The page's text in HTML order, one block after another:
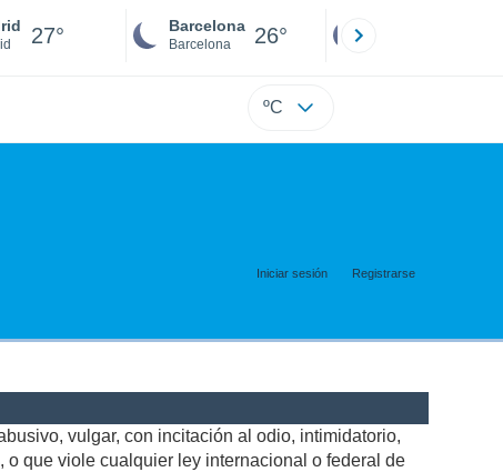
27° Barcelona
Barcelona 26°
ºC
Iniciar sesión Registrarse
vulgar, con incitación al odio, intimidatorio,
que viole cualquier ley internacional o federal de